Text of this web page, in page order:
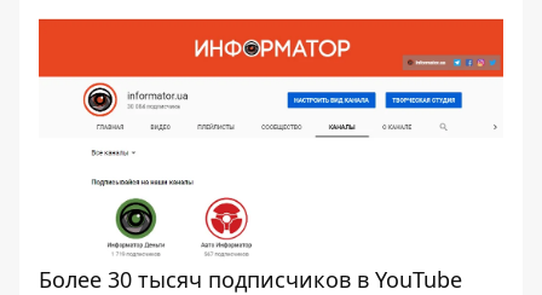
Более 30 тысяч подписчиков в YouTube